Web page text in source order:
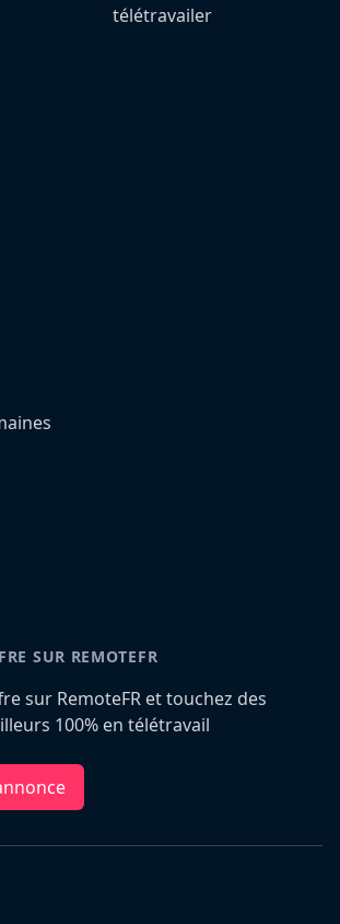
télétravailer
SUR REMOTEFR
sur RemoteFR et touchez des
100% en télétravail